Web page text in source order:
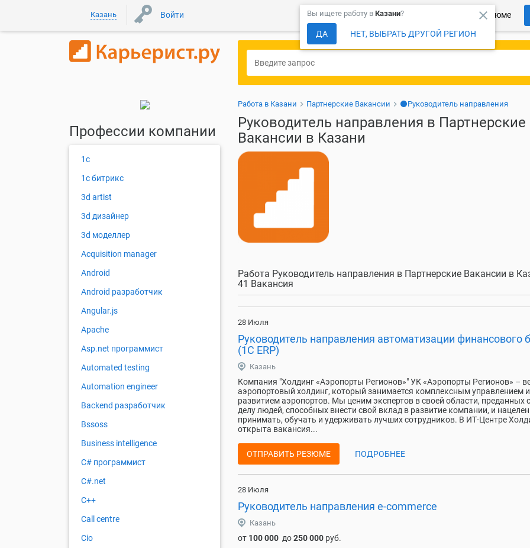
Казань Войти Более 150 000 компаний ждут Ваше резюме
close
Вы ищете работу в Казани?
ДА НЕТ, ВЫБРАТЬ ДРУГОЙ РЕГИОН
Работа в Казани Партнерские Вакансии ⚫Руководитель направления
Руководитель направления в Партнерские
Вакансии в Казани
Работа Руководитель направления в Партнерские Вакансии в
41 Вакансия
28 Июля
Руководитель направления автоматизации финансового
(1С ERP)
Казань
Компания "Холдинг «Аэропорты Регионов»" УК «Аэропорты Регионов» –
аэропортовый холдинг, который занимается комплексным управлением и
развитием аэропортов. Мы ценим экспертов в своей области, преданных
делу людей, способных внести свой вклад в развитие компании, и
принимать, обучать и удерживать лучших сотрудников. В ИТ-Центре
открыта вакансия...
ОТПРАВИТЬ РЕЗЮМЕ ПОДРОБНЕЕ
28 Июля
Руководитель направления e-commerce
Казань
от 100 000 до250 000 руб.
Профессии компании
1с
1с битрикс
3d artist
3d дизайнер
3d моделлер
Acquisition manager
Android
Android разработчик
Angular.js
Apache
Asp.net программист
Automated testing
Automation engineer
Backend разработчик
Bssoss
Business intelligence
C# программист
C#.net
C++
Call centre
Cio